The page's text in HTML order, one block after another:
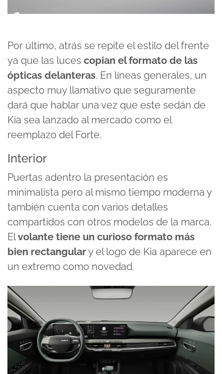
Por último, atrás se repite el estilo del frente
ya que las luces copian el formato de las
ópticas delanteras. En líneas generales, un
aspecto muy llamativo que seguramente
dará que hablar una vez que este sedán de
Kia sea lanzado al mercado como el
reemplazo del Forte.
Interior
Puertas adentro la presentación es
minimalista pero al mismo tiempo moderna y
también cuenta con varios detalles
compartidos con otros modelos de la marca.
Elvolante tiene un curioso formato más
bien rectangulary el logo de Kia aparece en
un extremo como novedad.